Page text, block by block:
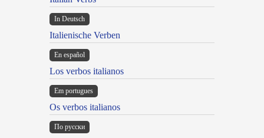
In Deutsch
Italienische Verben
En español
Los verbos italianos
Em portugues
Os verbos italianos
По русски